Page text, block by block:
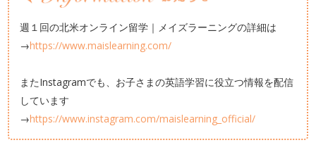
週１回の北米オンライン留学｜メイズラーニングの詳細は
→https://www.maislearning.com/
またInstagramでも、お子さまの英語学習に役立つ情報を配信
しています
→https://www.instagram.com/maislearning_official/